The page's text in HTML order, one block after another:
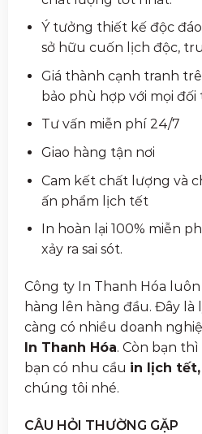
Ý tưởng thiết kế độc
sở hữu cuốn lịch độc,
Giá thành cạnh tranh
bảo phù hợp với mọi
Tư vấn miễn phí 24/7
Giao hàng tận nơi
Cam kết chất lượng và
ấn phẩm lịch tết
In hoàn lại 100% miễn
xảy ra sai sót.
Công ty In Thanh Hóa
hàng lên hàng đầu. Đây là
càng có nhiều doanh
In Thanh Hóa. Còn bạn thì
bạn có nhu cầu in lịch tết,
chúng tôi nhé.
CÂU HỎI THƯỜNG GẶP